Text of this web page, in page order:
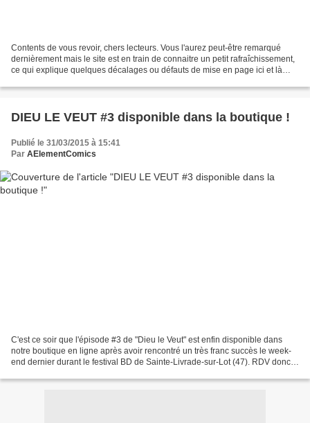
Contents de vous revoir, chers lecteurs. Vous l'aurez peut-être remarqué
dernièrement mais le site est en train de connaitre un petit rafraîchissement,
ce qui explique quelques décalages ou défauts de mise en page ici et là
DIEU LE VEUT #3 disponible dans la boutique !
Publié le 31/03/2015 à 15:41
Par AElementComics
C'est ce soir que l'épisode #3 de "Dieu le Veut" est enfin disponible dans
notre boutique en ligne après avoir rencontré un très franc succès le week-
end dernier durant le festival BD de Sainte-Livrade-sur-Lot (47). RDV donc